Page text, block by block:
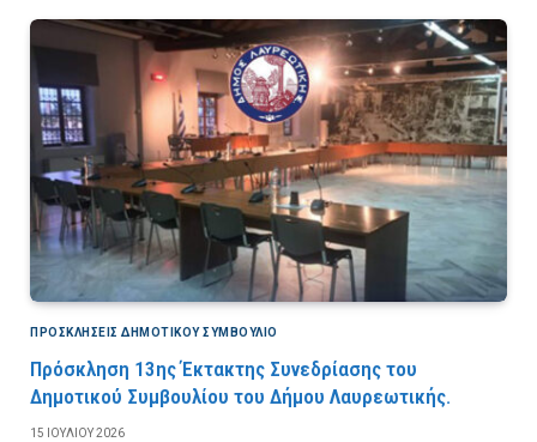
ΠΡΟΣΚΛΉΣΕΙΣ ΔΗΜΟΤΙΚΟΎ ΣΥΜΒΟΎΛΙΟ
Πρόσκληση 13ης Έκτακτης Συνεδρίασης του
Δημοτικού Συμβουλίου του Δήμου Λαυρεωτικής.
15 ΙΟΥΛΊΟΥ 2026